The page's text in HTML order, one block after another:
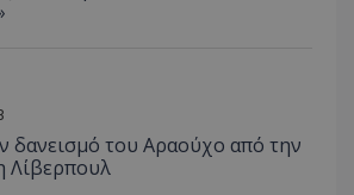
δανεισμό του Αραούχο από την
Λίβερπουλ